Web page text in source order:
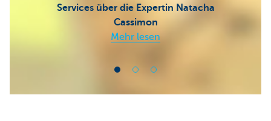
Services über die Expertin Natacha
Cassimon
Mehr lesen